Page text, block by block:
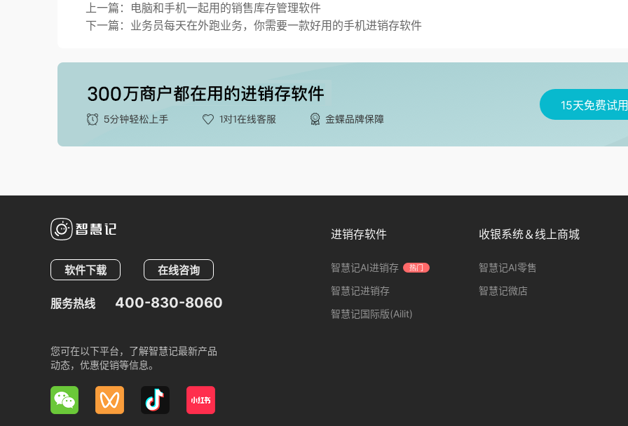
上一篇：电脑和手机一起用的销售库存管理软件
下一篇：业务员每天在外跑业务，你需要一款好用的手机进销存软件
15天免费试用
软件下载 在线咨询
服务热线 400-830-8060
您可在以下平台，了解智慧记最新产品
动态，优惠促销等信息。
进销存软件
智慧记AI进销存 热门
智慧记进销存
智慧记国际版(Ailit)
收银系统＆线上商城
智慧记AI零售
智慧记微店